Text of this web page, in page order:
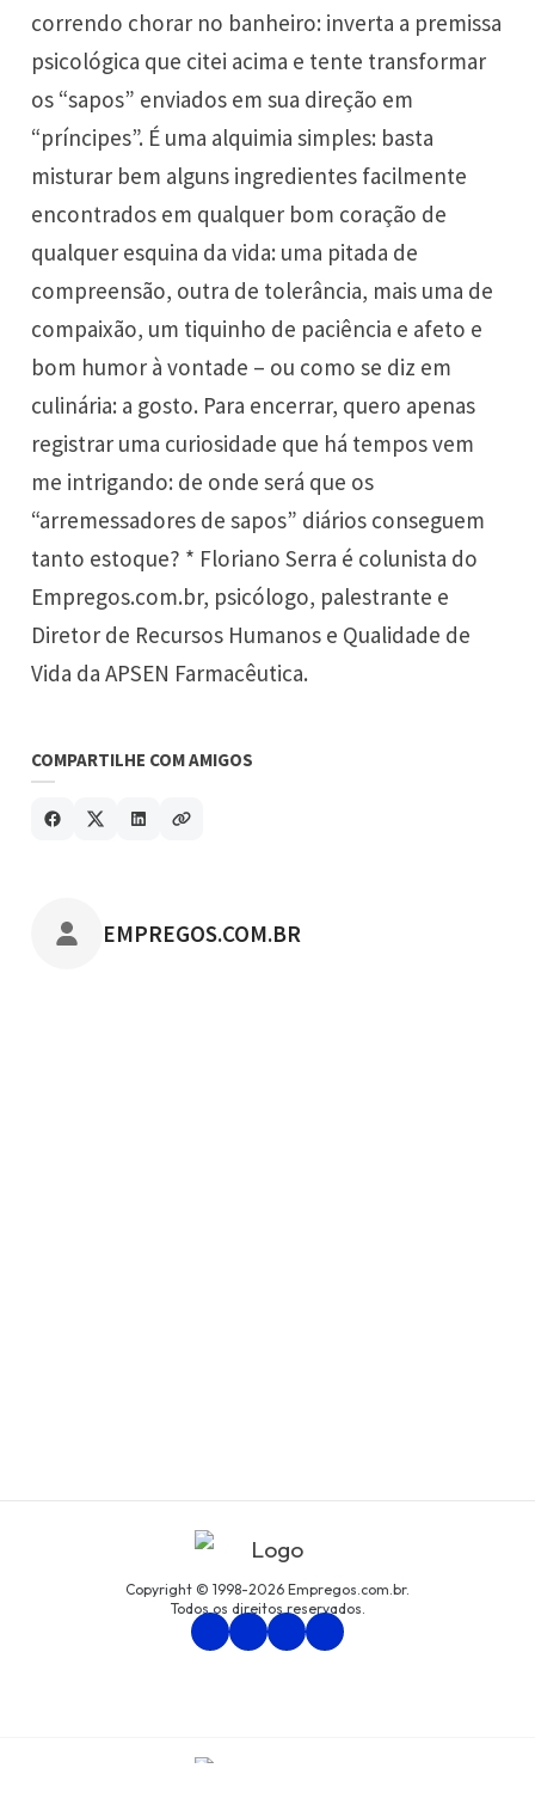
correndo chorar no banheiro: inverta a premissa
psicológica que citei acima e tente transformar
os “sapos” enviados em sua direção em
“príncipes”. É uma alquimia simples: basta
misturar bem alguns ingredientes facilmente
encontrados em qualquer bom coração de
qualquer esquina da vida: uma pitada de
compreensão, outra de tolerância, mais uma de
compaixão, um tiquinho de paciência e afeto e
bom humor à vontade – ou como se diz em
culinária: a gosto. Para encerrar, quero apenas
registrar uma curiosidade que há tempos vem
me intrigando: de onde será que os
“arremessadores de sapos” diários conseguem
tanto estoque? * Floriano Serra é colunista do
Empregos.com.br, psicólogo, palestrante e
Diretor de Recursos Humanos e Qualidade de
Vida da APSEN Farmacêutica.
COMPARTILHE COM AMIGOS
POSTADO POR
EMPREGOS.COM.BR
Copyright © 1998-2026 Empregos.com.br.
Todos os direitos reservados.